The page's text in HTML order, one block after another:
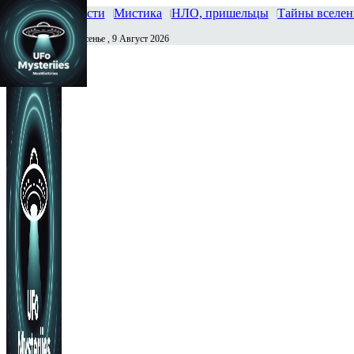
Главная Новости Мистика НЛО, пришельцы Тайны
Сегодня Воскресенье , 9 Август 2026